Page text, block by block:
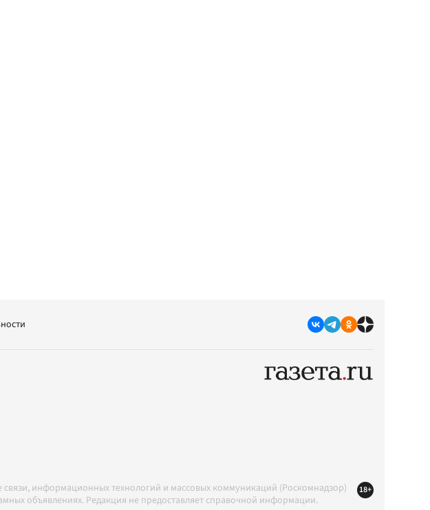
информационных технологий и массовых коммуникаций (Роскомнадзор)
объявлениях. Редакция не предоставляет справочной информации.
18+